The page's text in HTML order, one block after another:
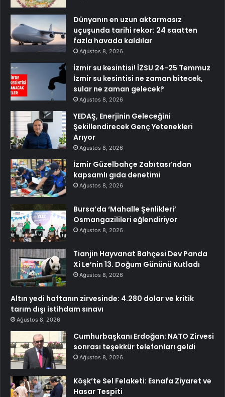
Dünyanın en uzun aktarmasız
uçuşunda tarihi rekor: 24 saatten
fazla havada kaldılar
Ağustos 8, 2026
İzmir su kesintisi! İZSU 24-25 Temmuz
İzmir su kesintisi ne zaman bitecek,
sular ne zaman gelecek?
Ağustos 8, 2026
YEDAŞ, Enerjinin Geleceğini
Şekillendirecek Genç Yetenekleri
Arıyor
Ağustos 8, 2026
İzmir Güzelbahçe Zabıtası’ndan
kapsamlı gıda denetimi
Ağustos 8, 2026
Bursa’da ‘Mahalle Şenlikleri’
Osmangazilileri eğlendiriyor
Ağustos 8, 2026
Tianjin Hayvanat Bahçesi Dev Panda
Xi Le’nin 13. Doğum Gününü Kutladı
Ağustos 8, 2026
Altın yedi haftanın zirvesinde: 4.280 dolar ve kritik
tarım dışı istihdam sınavı
Ağustos 8, 2026
Cumhurbaşkanı Erdoğan: NATO Zirvesi
sonrası teşekkür telefonları geldi
Ağustos 8, 2026
Köşk’te Sel Felaketi: Esnafa Ziyaret ve
Hasar Tespiti